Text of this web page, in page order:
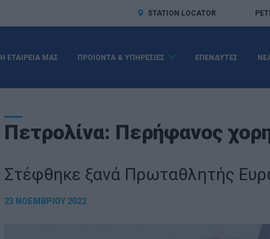
STATION LOCATOR
Η ΕΤΑΙΡΕΙΑ ΜΑΣ ΠΡΟΙΟΝΤΑ & ΥΠΗΡΕΣΙΕΣ ΕΠΕΝΔΥΤΕΣ
Πετρολίνα: Περήφανος
Στέφθηκε ξανά Πρωταθλητής
23 ΝΟΕΜΒΡΊΟΥ 2022